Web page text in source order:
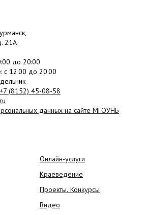
21А
до 20:00
: c 12:00 до 20:00
+7 (8152) 45-08-58
данных на сайте МГОУНБ
Онлайн-услуги
Краеведение
Проекты. Конкурсы
Видео